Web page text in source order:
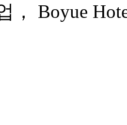
， Boyue